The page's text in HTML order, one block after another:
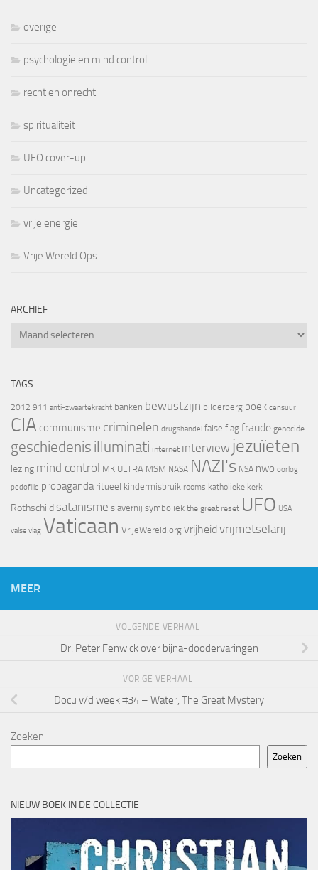
overige
psychologie en mind control
recht en onrecht
spiritualiteit
UFO cover-up
Uncategorized
vrije energie
Vrije Wereld Ops
ARCHIEF
Archief
TAGS
2012 911 anti-zwaartekracht banken bewustzijn bilderberg boek censuur
CIA communisme criminelen drugshandel false flag fraude genocide
geschiedenis illuminati internet interview jezuïeten
lezing mind control MK ULTRA MSM NASA NAZI's NSA nwo oorlog
pedofilie propaganda ritueel kindermisbruik rooms katholieke kerk
Rothschild satanisme slavernij symboliek the great reset UFO USA
valse vlag Vaticaan VrijeWereld.org vrijheid vrijmetselarij
MEER
VOLGENDE VERHAAL
Dr. Peter Fenwick over bijna-doodervaringen
VORIGE VERHAAL
Docu v/d week #34 – Water, The Great Mystery
Zoeken
Zoeken
NIEUW BOEK IN DE COLLECTIE